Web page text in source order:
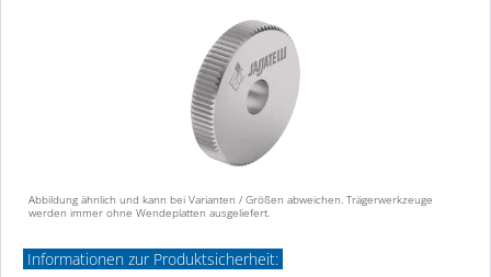
Abbildung ähnlich und kann bei Varianten / Größen abweichen. Trägerwerkzeuge
werden immer ohne Wendeplatten ausgeliefert.
Informationen zur Produktsicherheit: